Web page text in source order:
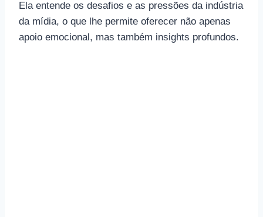
Ela entende os desafios e as pressões da indústria
da mídia, o que lhe permite oferecer não apenas
apoio emocional, mas também insights profundos.